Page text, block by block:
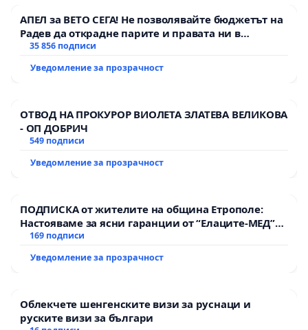
АПЕЛ за ВЕТО СЕГА! Не позволявайте бюджетът на
Радев да открадне парите и правата ни в
тъмното
35 856 подписи
Уведомление за прозрачност
ОТВОД НА ПРОКУРОР ВИОЛЕТА ЗЛАТЕВА ВЕЛИКОВА
- ОП ДОБРИЧ
549 подписи
Уведомление за прозрачност
ПОДПИСКА от жителите на община Етрополе:
Настояваме за ясни гаранции от “Елаците-МЕД”
АД и от държавата, че ще се изпълнят всички
169 подписи
Уведомление за прозрачност
Облекчете шенгенските визи за руснаци и
руските визи за българи